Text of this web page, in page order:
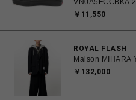
VN0A5FCCBKA
ディース シュー
￥11,550
ROYAL FLASH
Maison MIHARA
￥132,000